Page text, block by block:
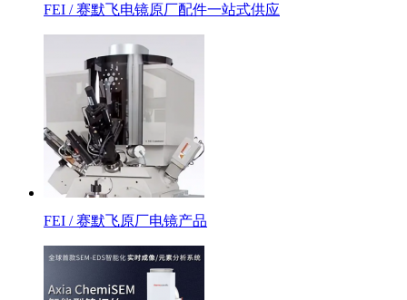
FEI / 赛默飞电镜原厂配件一站式供应
FEI / 赛默飞原厂电镜产品